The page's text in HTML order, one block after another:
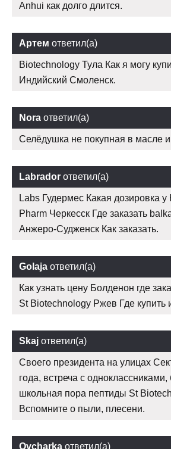
Anhui как долго длится.
Артем ответил(а)
Biotechnology Тула Как я могу
Индийский Смоленск.
Nora ответил(а)
Селёдушка не покупная в масле
Labrador ответил(а)
Labs Гудермес Какая дозировка
Pharm Черкесск Где заказать
Анжеро-Судженск Как заказать.
Golaja ответил(а)
Как узнать цену Болденон где
St Biotechnology Ржев Где купить
Skaj ответил(а)
Своего президента на улицах
года, встреча с одноклассниками,
школьная пора пептиды St
Вспомните о пыли, плесени.
Ovcharka ответил(а)